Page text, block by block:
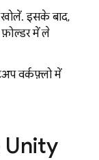
खोलें. इसके बाद,
फ़ोल्डर में ले
वर्कफ़्लो में
Unity